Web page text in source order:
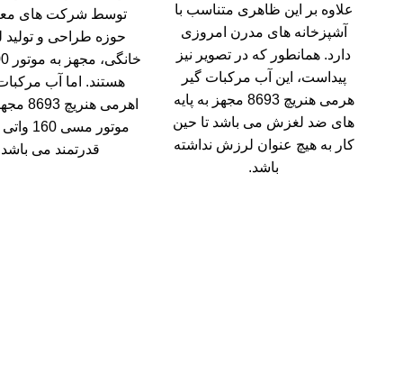
علاوه بر این ظاهری متناسب با
آشپزخانه های مدرن امروزی
دارد. همانطور که در تصویر نیز
پیداست، این آب مرکبات گیر
هرمی هنریچ 8693 مجهز به پایه
های ضد لغزش می باشد تا حین
کار به هیچ عنوان لرزش نداشته
باشد.
توسط شرکت های
حوزه طراحی و تولید
هستند. اما آب
اهرمی
موتور مسی
قدرتمند می